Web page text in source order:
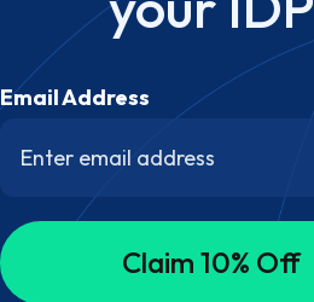
Email Address
Claim 10% Off